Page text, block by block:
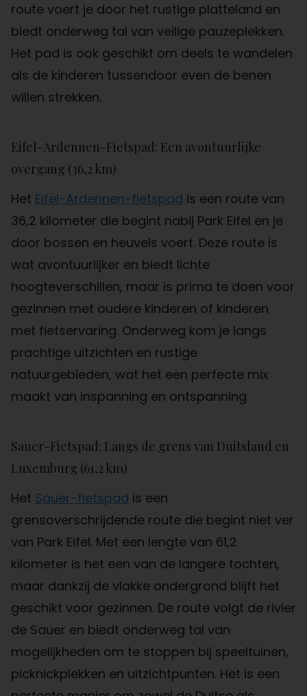
route voert je door het rustige platteland en
biedt onderweg tal van veilige pauzeplekken.
Het pad is ook geschikt om deels te wandelen
als de kinderen tussendoor even de benen
willen strekken.
Eifel-Ardennen-Fietspad: Een avontuurlijke
overgang (36,2 km)
Het Eifel-Ardennen-fietspad is een route van
36,2 kilometer die begint nabij Park Eifel en je
door bossen en heuvels voert. Deze route is
wat avontuurlijker en biedt lichte
hoogteverschillen, maar is prima te doen voor
gezinnen met oudere kinderen of kinderen
met fietservaring. Onderweg kom je langs
prachtige uitzichten en rustige
natuurgebieden, wat het een perfecte mix
maakt van inspanning en ontspanning.
Sauer-Fietspad: Langs de grens van Duitsland en
Luxemburg (61,2 km)
Het Sauer-fietspad is een
grensoverschrijdende route die begint niet ver
van Park Eifel. Met een lengte van 61,2
kilometer is het een van de langere tochten,
maar dankzij de vlakke ondergrond blijft het
geschikt voor gezinnen. De route volgt de rivier
de Sauer en biedt onderweg tal van
mogelijkheden om te stoppen bij speeltuinen,
picknickplekken en uitzichtpunten. Het is een